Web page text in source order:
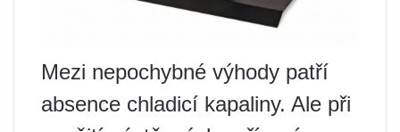
Mezi nepochybné výhody patří
absence chladicí kapaliny. Ale při